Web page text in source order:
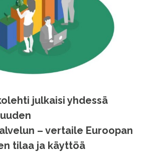
julkaisi yhdessä
– vertaile Euroopan
tilaa ja käyttöä